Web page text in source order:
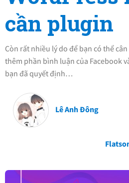
cần plugin
Còn rất nhiều lý do để bạn có thể
thêm phần bình luận của Facebook
bạn đã quyết định…
Lê Anh Đông